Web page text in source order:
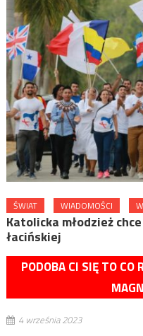
ŚWIAT WIADOMOŚCI
Katolicka młodzież
łacińskiej
PODOBA CI SIĘ TO CO
4 września 2023